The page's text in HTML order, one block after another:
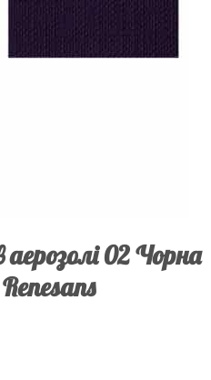
02 Чорна